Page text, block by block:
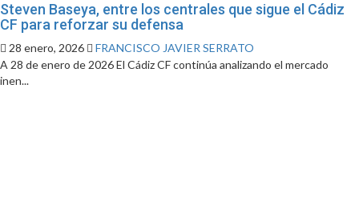
Steven Baseya, entre los centrales que sigue el Cádiz
CF para reforzar su defensa
28 enero, 2026
FRANCISCO JAVIER SERRATO
A 28 de enero de 2026 El Cádiz CF continúa analizando el mercado
inen...